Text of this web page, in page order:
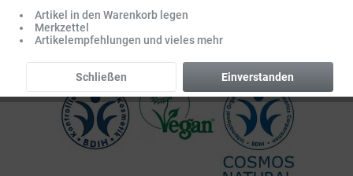
Artikel in den Warenkorb legen
Merkzettel
Artikelempfehlungen und vieles mehr
Einverstanden
Schließen